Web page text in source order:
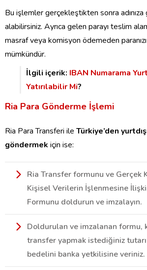
Bu işlemler gerçekleştikten sonra adınıza
alabilirsiniz. Ayrıca gelen parayı teslim
masraf veya komisyon ödemeden
mümkündür.
İlgili içerik: IBAN Numarama
Yatırılabilir Mi?
Ria Para Gönderme İşlemi
Ria Para Transferi ile Türkiye’den
göndermek için ise:
Ria Transfer formunu ve Gerçek
Kişisel Verilerin İşlenmesine
Formunu doldurun ve imzalayın.
Doldurulan ve imzalanan formu,
transfer yapmak istediğiniz
bedelini banka yetkilisine veriniz.